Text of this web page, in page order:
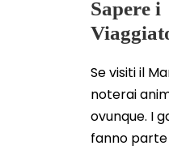
Sapere i
Se visiti il
noterai
ovunque. I
fanno